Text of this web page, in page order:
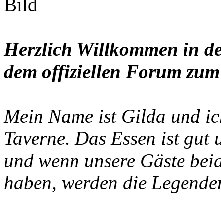
Herzlich Willkommen in
dem offiziellen Forum
Mein Name ist Gilda und
Taverne. Das Essen ist
und wenn unsere Gäste
haben, werden die